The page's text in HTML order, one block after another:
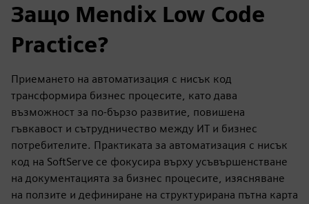
Защо Mendix Low Code
Practice?
Приемането на автоматизация с нисък код
трансформира бизнес процесите, като дава
възможност за по-бързо развитие, повишена
гъвкавост и сътрудничество между ИТ и бизнес
потребителите. Практиката за автоматизация с нисък
код на SoftServe се фокусира върху усъвършенстване
на документацията за бизнес процесите, изясняване
на ползите и дефиниране на структурирана пътна карта